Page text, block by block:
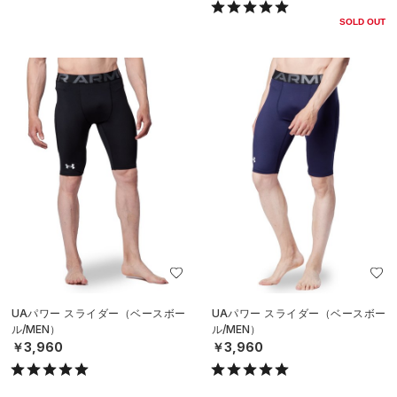
SOLD OUT
UAパワー スライダー（ベースボー
ル/MEN）
￥3,960
UAパワー スライダー（ベースボー
ル/MEN）
￥3,960